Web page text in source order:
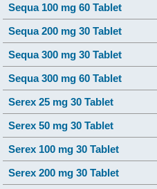
Sequa 100 mg 60 Tablet
Sequa 200 mg 30 Tablet
Sequa 300 mg 30 Tablet
Sequa 300 mg 60 Tablet
Serex 25 mg 30 Tablet
Serex 50 mg 30 Tablet
Serex 100 mg 30 Tablet
Serex 200 mg 30 Tablet